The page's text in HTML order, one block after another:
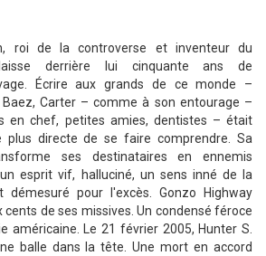
roi de la controverse et inventeur du
derrière lui cinquante ans de
Écrire aux grands de ce monde –
Baez, Carter – comme à son entourage –
en chef, petites amies, dentistes – était
plus directe de se faire comprendre. Sa
ses destinataires en ennemis
esprit vif, halluciné, un sens inné de la
pour l'excès. Gonzo Highway
cents de ses missives. Un condensé féroce
américaine. Le 21 février 2005, Hunter S.
balle dans la tête. Une mort en accord